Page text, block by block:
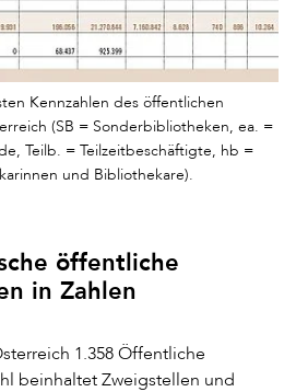
Kennzahlen des öffentlichen
(SB = Sonderbibliotheken, ea. =
Teilb. = Teilzeitbeschäftigte, hb =
und Bibliothekare).
öffentliche
in Zahlen
1.358 Öffentliche
beinhaltet Zweigstellen und